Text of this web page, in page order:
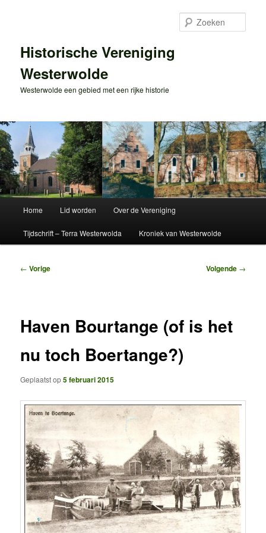
inhoudHistorische Vereniging
Westerwolde
Westerwolde een gebied met een rijke historie
Home Lid worden Over de Vereniging
Tijdschrift – Terra Westerwolda Kroniek van Westerwolde
Bericht
← Vorige Volgende →
Haven Bourtange (of is het
nu toch Boertange?)
Geplaatst op5 februari 2015